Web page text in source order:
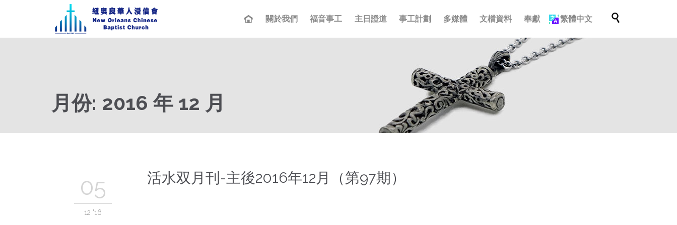
至
關於我們 福音事工 主日證道 事工計劃 多媒體 文檔資料 奉獻 繁體中文 
月份: 2016 年 12 月
05
12 '16
活水双月刊-主後2016年12月（第97期）